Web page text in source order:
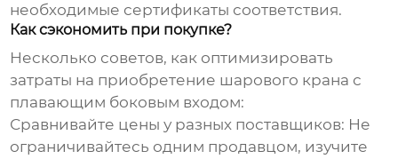
необходимые сертификаты соответствия.
Как сэкономить при покупке?
Несколько советов, как оптимизировать
затраты на приобретение шарового крана с
плавающим боковым входом:
Сравнивайте цены у разных поставщиков: Не
ограничивайтесь одним продавцом, изучите